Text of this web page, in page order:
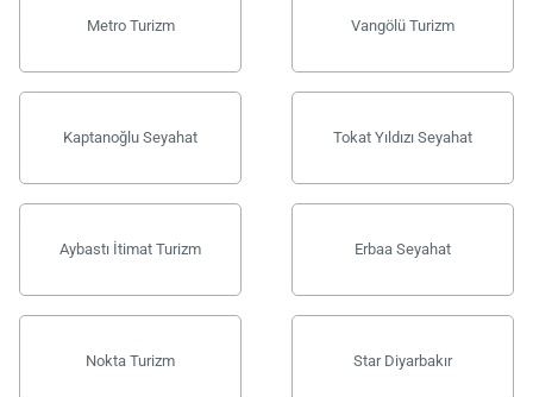
Metro Turizm Vangölü Turizm
Kaptanoğlu Seyahat Tokat Yıldızı Seyahat
Aybastı İtimat Turizm Erbaa Seyahat
Nokta Turizm Star Diyarbakır